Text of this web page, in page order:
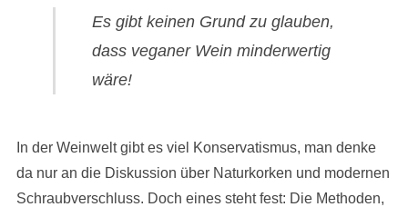
Es gibt keinen Grund zu glauben,
dass veganer Wein minderwertig
wäre!
In der Weinwelt gibt es viel Konservatismus, man denke
da nur an die Diskussion über Naturkorken und modernen
Schraubverschluss. Doch eines steht fest: Die Methoden,